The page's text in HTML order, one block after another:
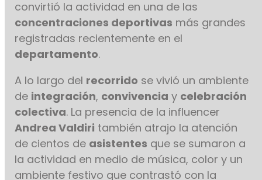
convirtió la actividad en una de las
concentraciones deportivas más grandes
registradas recientemente en el
departamento.
A lo largo del recorrido se vivió un ambiente
de integración, convivencia y celebración
colectiva. La presencia de la influencer
Andrea Valdiri también atrajo la atención
de cientos de asistentes que se sumaron a
la actividad en medio de música, color y un
ambiente festivo que contrastó con la